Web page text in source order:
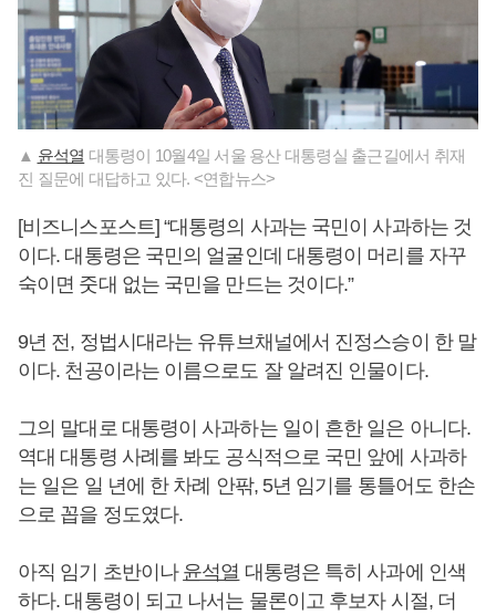
▲ 윤석열 대통령이 10월4일 서울 용산 대통령실 출근길에서 취재
진 질문에 대답하고 있다. <연합뉴스>
[비즈니스포스트] “대통령의 사과는 국민이 사과하는 것
이다. 대통령은 국민의 얼굴인데 대통령이 머리를 자꾸
숙이면 줏대 없는 국민을 만드는 것이다.”
9년 전, 정법시대라는 유튜브채널에서 진정스승이 한 말
이다. 천공이라는 이름으로도 잘 알려진 인물이다.
그의 말대로 대통령이 사과하는 일이 흔한 일은 아니다.
역대 대통령 사례를 봐도 공식적으로 국민 앞에 사과하
는 일은 일 년에 한 차례 안팎, 5년 임기를 통틀어도 한손
으로 꼽을 정도였다.
아직 임기 초반이나 윤석열 대통령은 특히 사과에 인색
하다. 대통령이 되고 나서는 물론이고 후보자 시절, 더